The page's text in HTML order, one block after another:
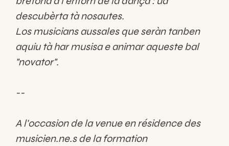
descubèrta tà nosautes.
Los musicians aussales que seràn tanben
aquiu tà har musisa e animar aqueste bal
"novator".
--
A l'occasion de la venue en résidence des
musicien.ne.s de la formation